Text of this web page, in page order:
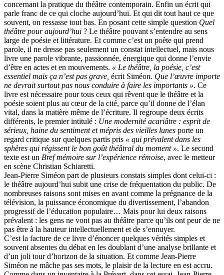
concernant la pratique du théâtre contemporain. Enfin un écrit qui
parle franc de ce qui cloche aujourd’hui. Et qui dit tout haut ce que
souvent, on ressasse tout bas. En posant cette simple question Quel
théâtre pour aujourd’hui ? Le théâtre pouvant s’entendre au sens
large de poésie et littérature. Et comme c’est un poète qui prend
parole, il ne dresse pas seulement un constat intellectuel, mais nous
livre une parole vibrante, passionnée, énergique qui donne l’envie
d’être en actes et en mouvements. « Le théâtre, la poésie, c’est
essentiel mais ça n’est pas grave, écrit Siméon. Que l’œuvre importe
ne devrait surtout pas nous conduire à faire les importants ». Ce
livre est nécessaire pour tous ceux qui rêvent que le théâtre et la
poésie soient plus au cœur de la cité, parce qu’il donne de l’élan
vital, dans la matière même de l’écriture. Il regroupe deux écrits
différents, le premier intitulé : Une modernité acariâtre : esprit de
sérieux, haine du sentiment et mépris des vieilles lunes porte un
regard critique sur quelques partis pris « qui prévalent dans les
sphères qui régissent le bon goût théâtral du moment ». Le second
texte est un Bref mémoire sur l’expérience rémoise, avec le metteur
en scène Christian Schiaretti.
Jean-Pierre Siméon part de plusieurs constats simples dont celui-ci :
le théâtre aujourd’hui subit une crise de fréquentation du public. De
nombreuses raisons sont mises en avant comme la prégnance de la
télévision, la puissance économique du divertissement, l’abandon
progressif de l’éducation populaire… Mais pour lui deux raisons
prévalent : les gens ne vont pas au théâtre parce qu’ils ont peur de ne
pas être à la hauteur intellectuellement et de s’ennuyer.
C’est la facture de ce livre d’énoncer quelques vérités simples et
souvent absentes du débat en les doublant d’une analyse brillante et
d’un joli tour d’horizon de la situation. Et comme Jean-Pierre
Siméon ne mâche pas ses mots, le plaisir de la lecture en est accru.